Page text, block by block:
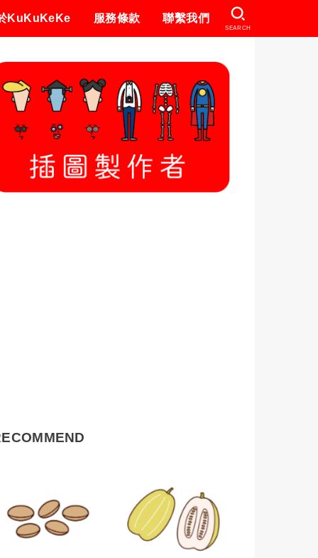
KuKuKeKe 服務條款 聯繫我們
SEARCH